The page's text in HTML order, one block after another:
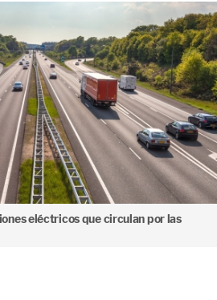
eléctricos que circulan por las